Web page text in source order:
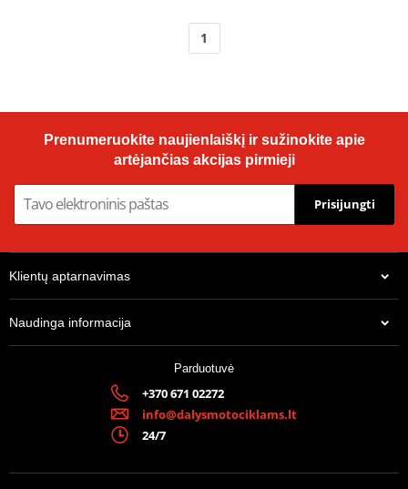
1
Prenumeruokite naujienlaiškį ir sužinokite apie
artėjančias akcijas pirmieji
Prisijungti
Klientų aptarnavimas
Naudinga informacija
Parduotuvė
+370 671 02272
info@dalysmotociklams.lt
24/7